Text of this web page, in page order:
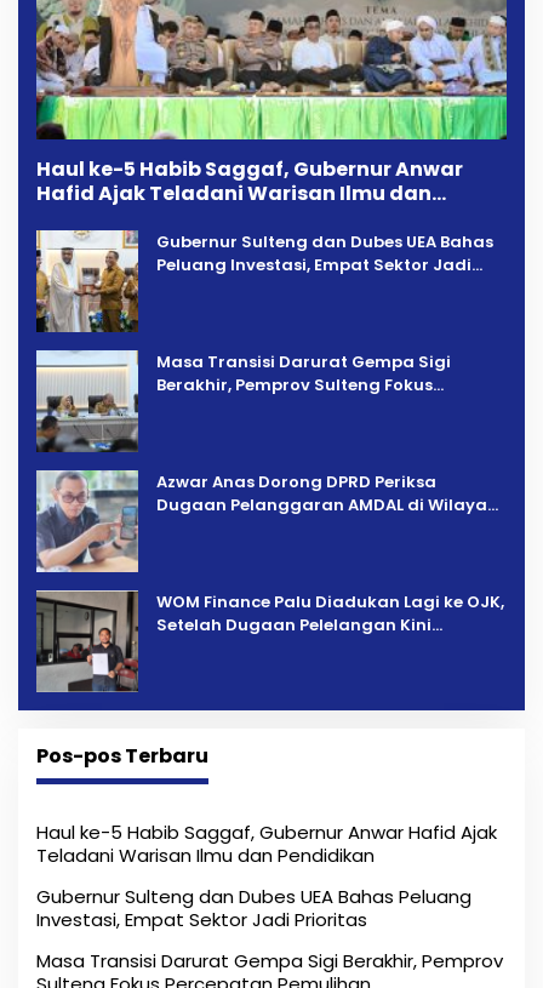
Haul ke-5 Habib Saggaf, Gubernur Anwar
Hafid Ajak Teladani Warisan Ilmu dan
Gubernur Sulteng dan Dubes UEA Bahas
Peluang Investasi, Empat Sektor Jadi
Masa Transisi Darurat Gempa Sigi
Berakhir, Pemprov Sulteng Fokus
Azwar Anas Dorong DPRD Periksa
Dugaan Pelanggaran AMDAL di Wilayah
‎WOM Finance Palu Diadukan Lagi ke OJK,
Setelah Dugaan Pelelangan Kini
Pos-pos Terbaru
Haul ke-5 Habib Saggaf, Gubernur Anwar Hafid Ajak
Teladani Warisan Ilmu dan Pendidikan
Gubernur Sulteng dan Dubes UEA Bahas Peluang
Investasi, Empat Sektor Jadi Prioritas
Masa Transisi Darurat Gempa Sigi Berakhir, Pemprov